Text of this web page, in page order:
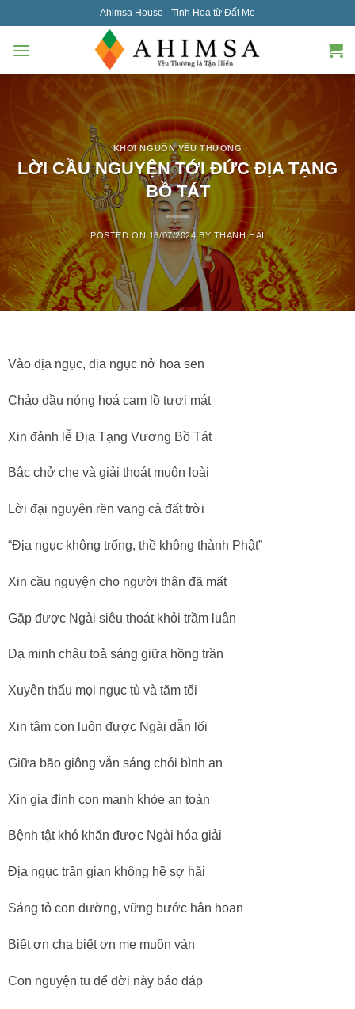
to
content
Ahimsa House - Tinh Hoa từ Đất Mẹ
KHƠI NGUỒN YÊU THƯƠNG
LỜI CẦU NGUYỆN TỚI ĐỨC ĐỊA TẠNG
BỒ TÁT
POSTED ON 18/07/2024 BY THANH HẢI
Vào địa ngục, địa ngục nở hoa sen
Chảo dầu nóng hoá cam lồ tươi mát
Xin đảnh lễ Địa Tạng Vương Bồ Tát
Bậc chở che và giải thoát muôn loài
Lời đại nguyện rền vang cả đất trời
“Địa ngục không trống, thề không thành Phật”
Xin cầu nguyện cho người thân đã mất
Gặp được Ngài siêu thoát khỏi trầm luân
Dạ minh châu toả sáng giữa hồng trần
Xuyên thấu mọi ngục tù và tăm tối
Xin tâm con luôn được Ngài dẫn lối
Giữa bão giông vẫn sáng chói bình an
Xin gia đình con mạnh khỏe an toàn
Bệnh tật khó khăn được Ngài hóa giải
Địa ngục trần gian không hề sợ hãi
Sáng tỏ con đường, vững bước hân hoan
Biết ơn cha biết ơn mẹ muôn vàn
Con nguyện tu để đời này báo đáp